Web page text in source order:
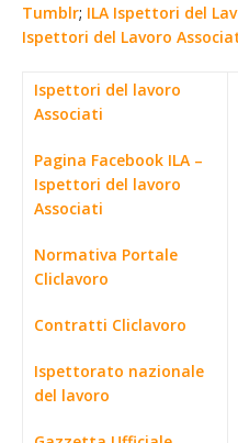
Tumblr; ILA Ispettori del
Ispettori del Lavoro
Ispettori del lavoro
Associati
Pagina Facebook ILA –
Ispettori del lavoro
Associati
Normativa Portale
Cliclavoro
Contratti Cliclavoro
Ispettorato nazionale
del lavoro